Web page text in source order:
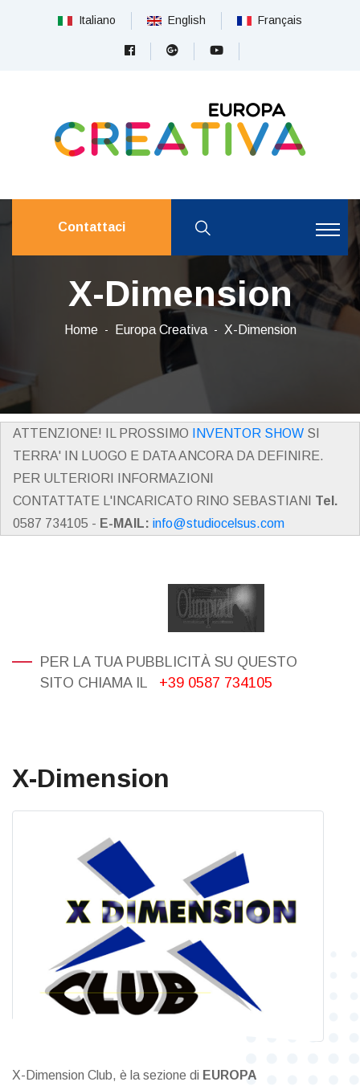
Italiano English Français
Contattaci
X-Dimension
Home Europa Creativa X-Dimension
ATTENZIONE! IL PROSSIMO INVENTOR SHOW SI
TERRA' IN LUOGO E DATA ANCORA DA DEFINIRE.
PER ULTERIORI INFORMAZIONI
CONTATTATE L'INCARICATO RINO SEBASTIANI Tel.
0587 734105 - E-MAIL: info@studiocelsus.com
PER LA TUA PUBBLICITÀ SU QUESTO
SITO CHIAMA IL
+39 0587 734105
X-Dimension
X-Dimension Club, è la sezione di EUROPA